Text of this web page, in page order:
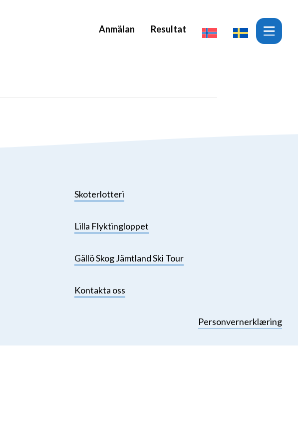
Anmälan Resultat
Skoterlotteri
Lilla Flyktingloppet
Gällö Skog Jämtland Ski Tour
Kontakta oss
Personvernerklæring